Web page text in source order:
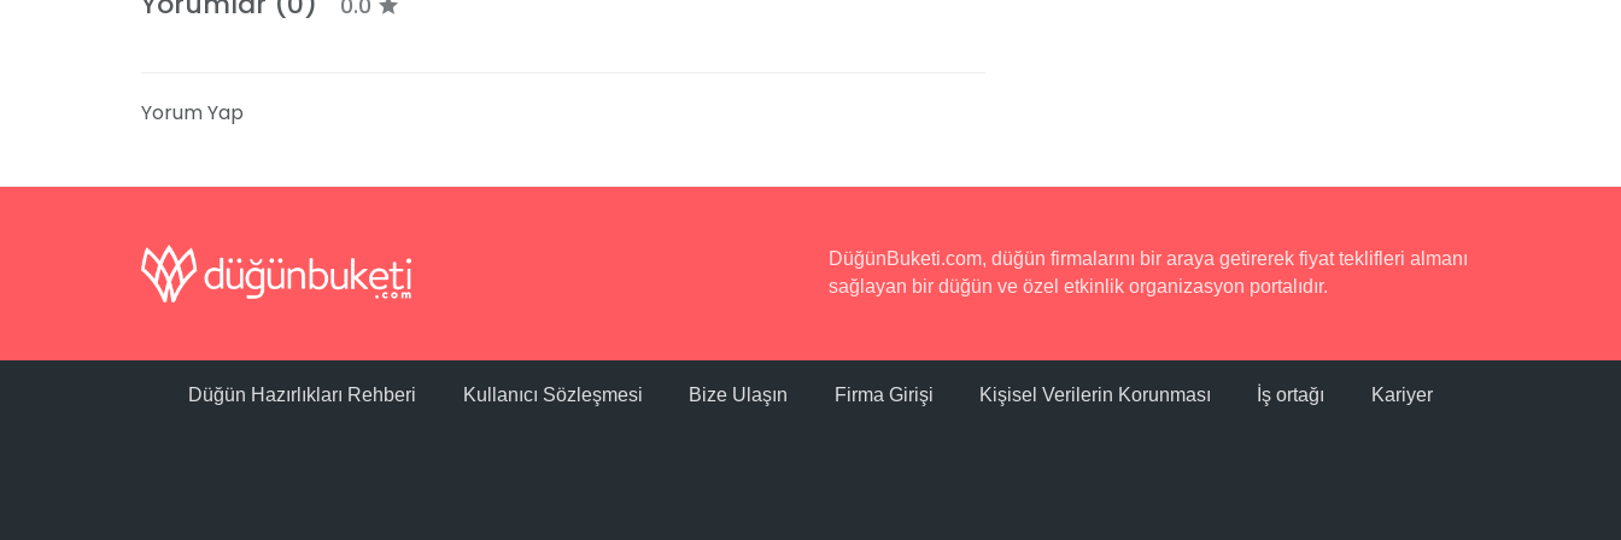
Yorum Yap
DüğünBuketi.com, düğün firmalarını bir araya getirerek fiyat teklifleri almanı
sağlayan bir düğün ve özel etkinlik organizasyon portalıdır.
Düğün Hazırlıkları Rehberi Kullanıcı Sözleşmesi Bize Ulaşın Firma Girişi Kişisel Verilerin Korunması İş ortağı Kariyer